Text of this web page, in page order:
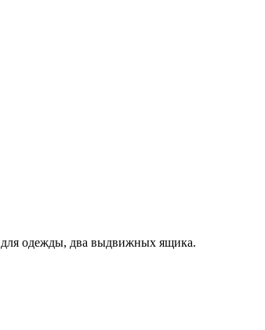
для одежды, два выдвижных ящика.